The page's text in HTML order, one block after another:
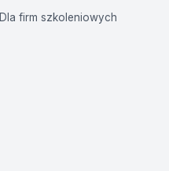
Dla firm szkoleniowych